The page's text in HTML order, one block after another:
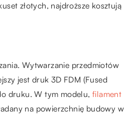
złotych, najdroższe kosztują
Wytwarzanie przedmiotów
jest druk 3D FDM (Fused
druku. W tym modelu,filament
na powierzchnię budowy w